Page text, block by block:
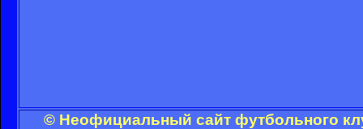
© Неофициальный сайт футбольного